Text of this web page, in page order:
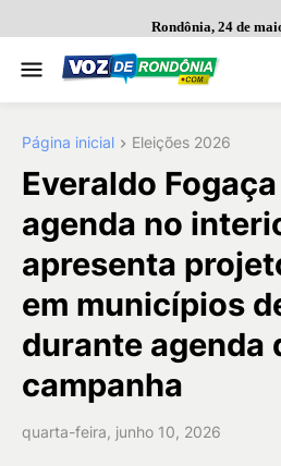
Rondônia, 24 de
Página inicial Eleições 2026
Everaldo
agenda no
apresenta
em municípios
durante agenda
campanha
quarta-feira, junho 10, 2026